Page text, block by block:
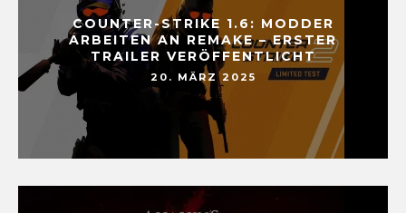
COUNTER-STRIKE 1.6: MODDER
ARBEITEN AN REMAKE – ERSTER
TRAILER VERÖFFENTLICHT
20. MÄRZ 2025